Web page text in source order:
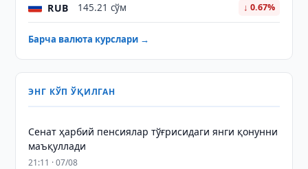
RUB 145.21 сўм ↓ 0.67%
Барча валюта курслари →
ЭНГ КЎП ЎҚИЛГАН
Сенат ҳарбий пенсиялар тўғрисидаги янги қонунни
маъқуллади
21:11 · 07/08